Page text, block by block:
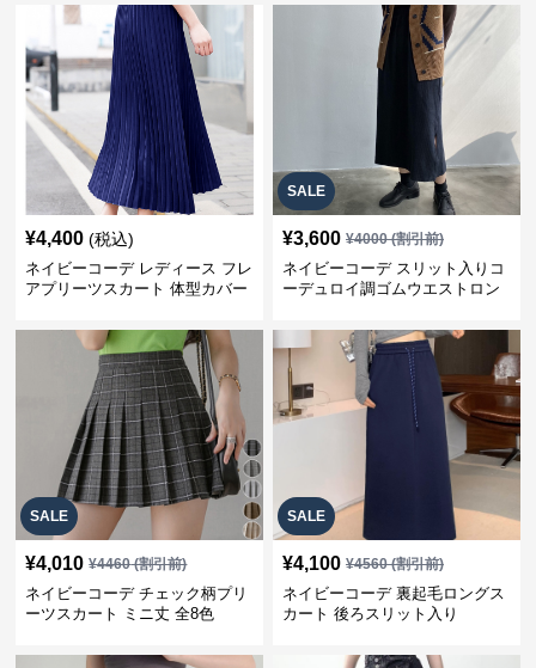
¥4,400 (税込)
ネイビーコーデ レディース フレ
アプリーツスカート 体型カバー
ト
SALE
¥3,600 ¥4000(割引前)
ネイビーコーデ スリット入りコ
ーデュロイ調ゴムウエストロン
SALE
¥4,010 ¥4460(割引前)
ネイビーコーデ チェック柄プリ
ーツスカート ミニ丈 全8色
SALE
¥4,100 ¥4560(割引前)
ネイビーコーデ 裏起毛ロングス
カート 後ろスリット入り